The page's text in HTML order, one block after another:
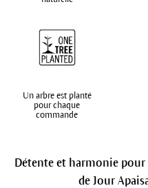
Détente et harmonie
de Jour
Un arbre est planté
pour chaque
commande